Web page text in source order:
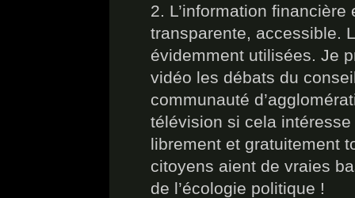
2. L’information
transparente, accessible.
évidemment utilisées. Je
vidéo les débats du
communauté
télévision si cela
librement et gratuitement
citoyens aient de vraies
de l’écologie politique !